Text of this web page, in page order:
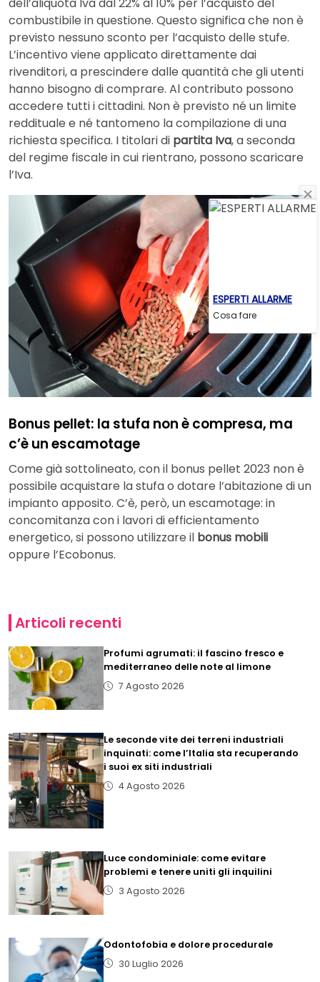
combustibile in questione. Questo significa che non è
previsto nessuno sconto per l’acquisto delle stufe.
L’incentivo viene applicato direttamente dai
rivenditori, a prescindere dalle quantità che gli utenti
hanno bisogno di comprare. Al contributo possono
accedere tutti i cittadini. Non è previsto né un limite
reddituale e né tantomeno la compilazione di una
richiesta specifica. I titolari di partita Iva, a seconda
del regime fiscale in cui rientrano, possono scaricare
l’Iva.
Bonus pellet: la stufa non è compresa, ma
c’è un escamotage
Come già sottolineato, con il bonus pellet 2023 non è
possibile acquistare la stufa o dotare l’abitazione di un
impianto apposito. C’è, però, un escamotage: in
concomitanza con i lavori di efficientamento
energetico, si possono utilizzare il bonus mobili
oppure l’Ecobonus.
Articoli recenti
Profumi agrumati: il fascino fresco e
mediterraneo delle note al limone
7 Agosto 2026
Le seconde vite dei terreni industriali
inquinati: come l’Italia sta recuperando
i suoi ex siti industriali
4 Agosto 2026
Luce condominiale: come evitare
problemi e tenere uniti gli inquilini
3 Agosto 2026
Odontofobia e dolore procedurale
30 Luglio 2026
ESPERTI ALLARME
Cosa fare